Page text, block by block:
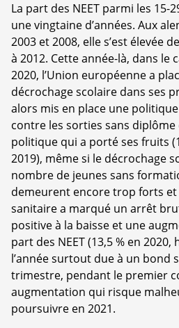
La part des NEET parmi les 15-
une vingtaine d’années. Aux
2003 et 2008, elle s’est élevée
à 2012. Cette année-là, dans le
2020, l’Union européenne a
décrochage scolaire dans ses
alors mis en place une
contre les sorties sans
politique qui a porté ses fruits
2019), même si le décrochage
nombre de jeunes sans
demeurent encore trop forts et
sanitaire a marqué un arrêt
positive à la baisse et une
part des NEET (13,5 % en
l’année surtout due à un bond
trimestre, pendant le premier
augmentation qui risque
poursuivre en 2021.